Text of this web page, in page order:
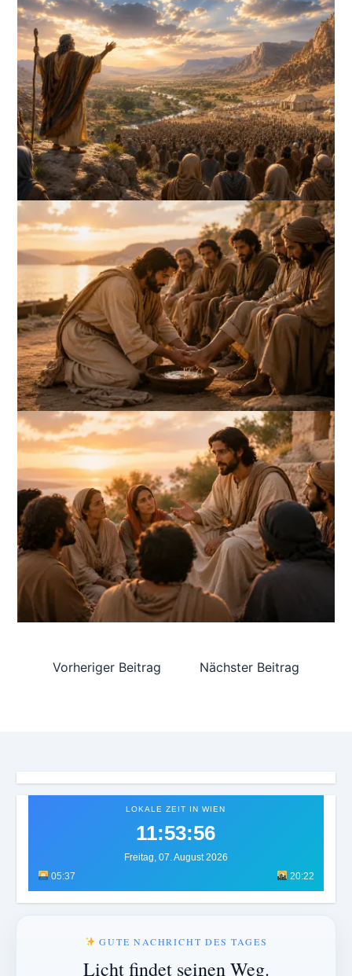
Vorheriger Beitrag Nächster Beitrag
LOKALE ZEIT IN WIEN
11:53:59
Freitag, 07. August 2026
05:37
20:22
GUTE NACHRICHT DES TAGES
Licht findet seinen Weg.